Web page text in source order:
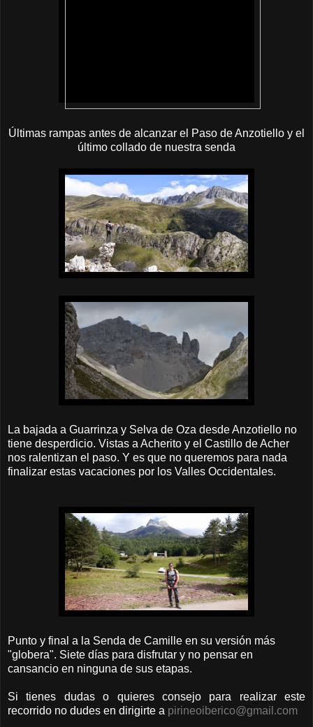
Últimas rampas antes de alcanzar el Paso de Anzotiello y el
último collado de nuestra senda
La bajada a Guarrinza y Selva de Oza desde Anzotiello no
tiene desperdicio. Vistas a Acherito y el Castillo de Acher
nos ralentizan el paso. Y es que no queremos para nada
finalizar estas vacaciones por los Valles Occidentales.
Punto y final a la Senda de Camille en su versión más
"globera". Siete días para disfrutar y no pensar en
cansancio en ninguna de sus etapas.
Si tienes dudas o quieres consejo para realizar este
recorrido no dudes en dirigirte a pirineoiberico@gmail.com